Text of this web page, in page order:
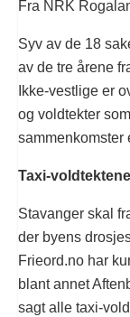
Fra NRK
Syv av de 18
av de tre årene
Ikke-vestlige er
og voldtekter
sammenkomster
Taxi-voldtektene
Stavanger skal
der byens
Frieord.no har
blant annet
sagt alle taxi-